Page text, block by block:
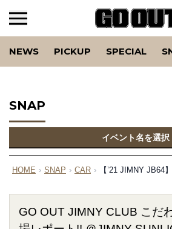
NEWS PICKUP SPECIAL
SNAP
イベント名を選択
HOME › SNAP › CAR › 【’21 JIMNY JB64
GO OUT JIMNY CLUB こだ